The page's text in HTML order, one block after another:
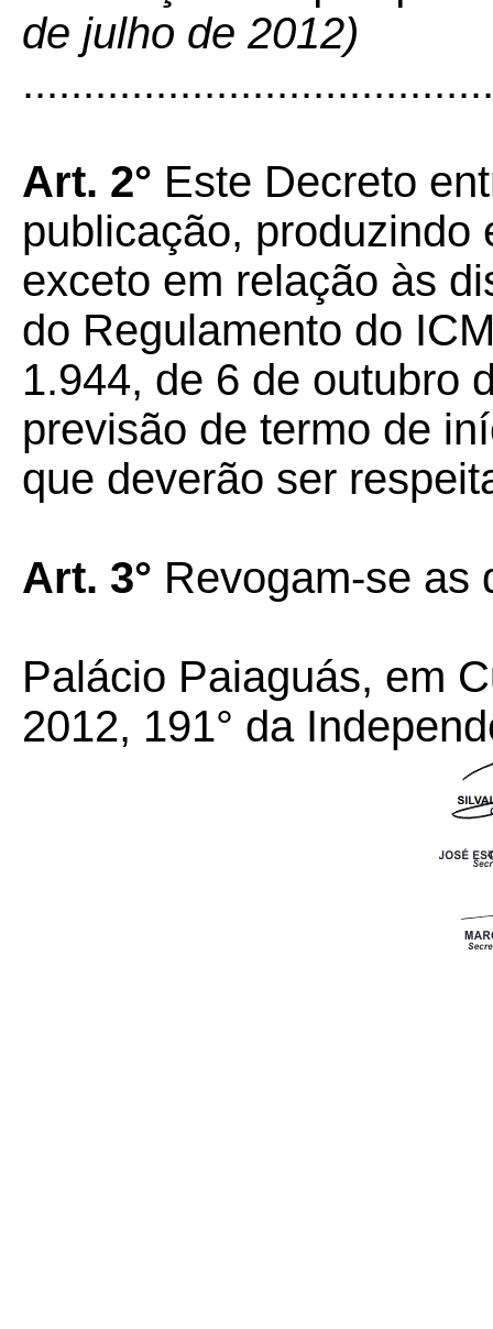
de julho de 2012)
Art. 2° Este Decreto
publicação, produzindo
exceto em relação às
do Regulamento do
1.944, de 6 de outubro
previsão de termo de
que deverão ser
Art. 3° Revogam-se as
Palácio Paiaguás, em
2012, 191° da